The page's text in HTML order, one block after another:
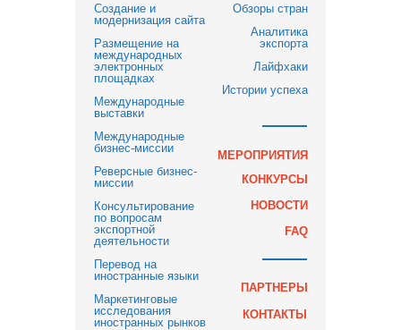
МЕРОПРИЯТИЯ
КОНКУРСЫ
НОВОСТИ
FAQ
ПАРТНЕРЫ
КОНТАКТЫ
Создание и
модернизация сайта
Размещение на
международных
электронных
площадках
Международные
выставки
Международные
бизнес-миссии
Реверсные бизнес-
миссии
Консультирование
по вопросам
экспортной
деятельности
Перевод на
иностранные языки
Маркетинговые
исследования
иностранных рынков
Обзоры стран
Аналитика
экспорта
Лайфхаки
Истории успеха